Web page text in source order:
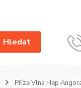
Hledat
Příze Vlna Hep